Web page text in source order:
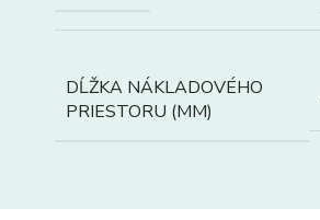
DĹŽKA NÁKLADOVÉHO
PRIESTORU (MM)